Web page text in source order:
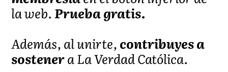
la web.Prueba gratis.
Además, al unirte,contribuyes a
sostenera La Verdad Católica.